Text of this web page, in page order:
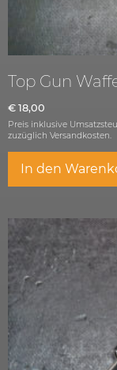
Top Gun
€ 18,00
Preis inklusive
zuzüglich Versandkosten.
In den